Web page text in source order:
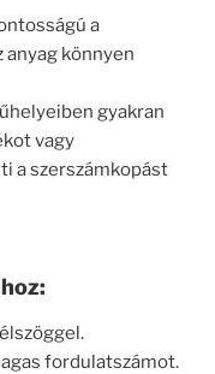
a
könnyen
gyakran
vagy
a szerszámkopást
fordulatszámot.